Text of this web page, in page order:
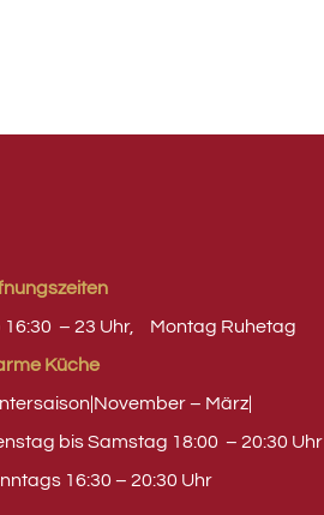
– 23 Uhr,
Montag Ruhetag
Küche
– März|
bis Samstag 18:00 – 20:30 Uhr
16:30 – 20:30 Uhr